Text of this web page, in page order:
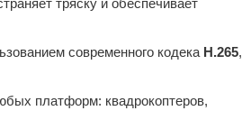
тряску и обеспечивает
современного кодека H.265,
платформ: квадрокоптеров,